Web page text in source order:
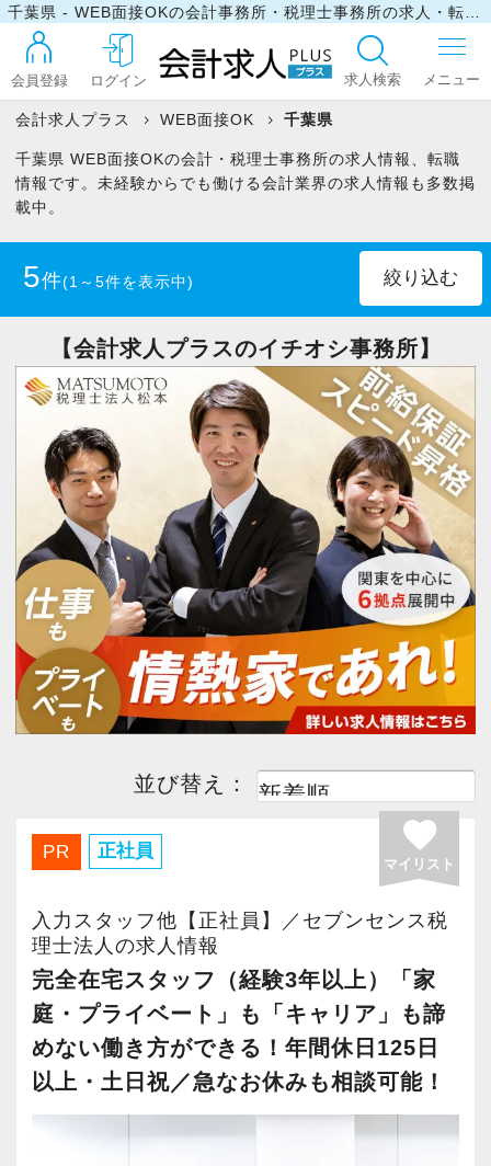
会員登録 ログイン 求人検索
ログイン
マイリスト
お問い合わせ
今すぐ会員登録
PC版サイトを見る
採用ご担当者様
会計求人プラス WEB面接OK 千葉県
千葉県 WEB面接OKの会計・税理士事務所の求人情報、転職
情報です。未経験からでも働ける会計業界の求人情報も多数掲
載中。
5件(1～5件を表示中)
正社員(4) パート・アルバイト(1)
【会計求人プラスのイチオシ事務所】
並び替え：
PR 正社員 favorite
マイリスト
入力スタッフ他【正社員】／セブンセンス税
理士法人の求人情報
完全在宅スタッフ（経験3年以上）「家
庭・プライベート」も「キャリア」も諦
めない働き方ができる！年間休日125日
以上・土日祝／急なお休みも相談可能！